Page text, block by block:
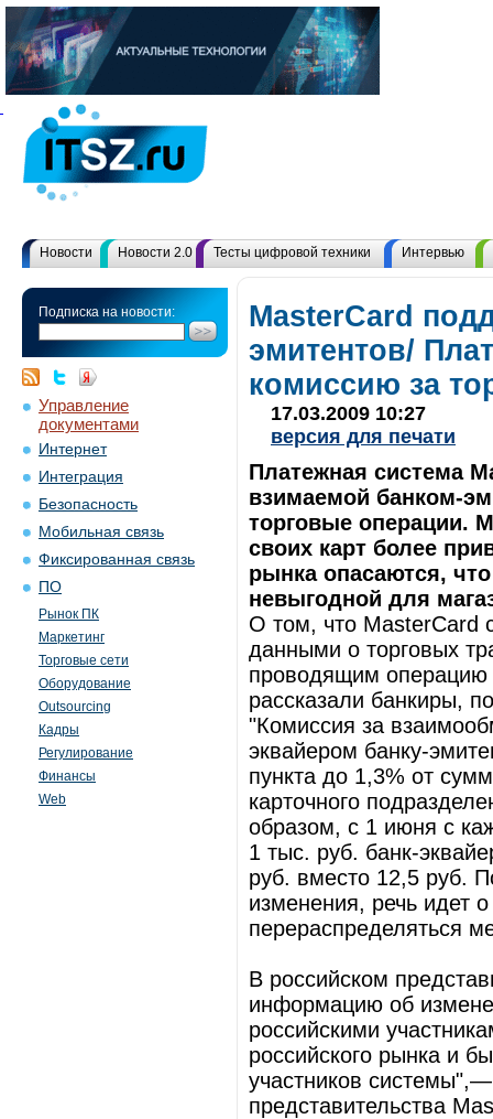
Новости Новости 2.0 Тесты цифровой техники Интервью
Подписка на новости:
Управление
документами
Интернет
Интеграция
Безопасность
Мобильная связь
Фиксированная связь
ПО
Рынок ПК
Маркетинг
Торговые сети
Оборудование
Outsourcing
Кадры
Регулирование
Финансы
Web
MasterCard
эмитентов/
комиссию за
17.03.2009 10:27
версия для печати
Платежная система
взимаемой банком-
торговые операции.
своих карт более
рынка опасаются, что
невыгодной для
О том, что MasterCard
данными о торговых
проводящим операцию
рассказали банкиры,
"Комиссия за
эквайером банку-
пункта до 1,3% от
карточного
образом, с 1 июня с
1 тыс. руб. банк-
руб. вместо 12,5 руб.
изменения, речь идет
перераспределяться
В российском
информацию об
российскими
российского рынка и
участников
представительства